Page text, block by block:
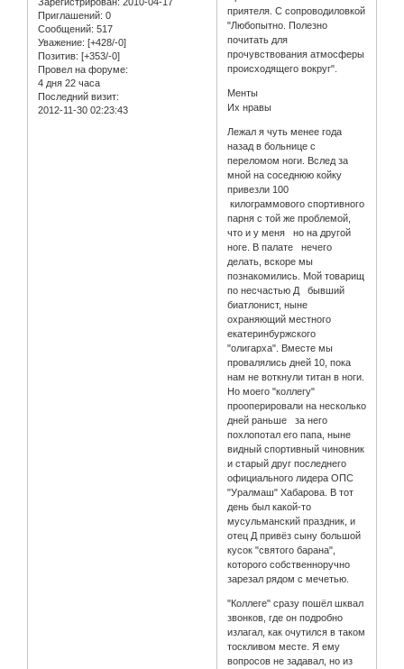
Приглашений: 0
Сообщений: 517
Уважение: [+428/-0]
Позитив: [+353/-0]
Провел на форуме:
4 дня 22 часа
Последний визит:
2012-11-30 02:23:43
приятеля. С сопроводиловкой
"Любопытно. Полезно
почитать для
прочувствования атмосферы
происходящего вокруг".
Менты
Их нравы
Лежал я чуть менее года
назад в больнице с
переломом ноги. Вслед за
мной на соседнюю койку
привезли 100
килограммового спортивного
парня с той же проблемой,
что и у меня но на другой
ноге. В палате нечего
делать, вскоре мы
познакомились. Мой товарищ
по несчастью Д бывший
биатлонист, ныне
охраняющий местного
екатеринбуржского
"олигарха". Вместе мы
провалялись дней 10, пока
нам не воткнули титан в ноги.
Но моего "коллегу"
прооперировали на несколько
дней раньше за него
похлопотал его папа, ныне
видный спортивный чиновник
и старый друг последнего
официального лидера ОПС
"Уралмаш" Хабарова. В тот
день был какой-то
мусульманский праздник, и
отец Д привёз сыну большой
кусок "святого барана",
которого собственноручно
зарезал рядом с мечетью.
"Коллеге" сразу пошёл шквал
звонков, где он подробно
излагал, как очутился в таком
тоскливом месте. Я ему
вопросов не задавал, но из